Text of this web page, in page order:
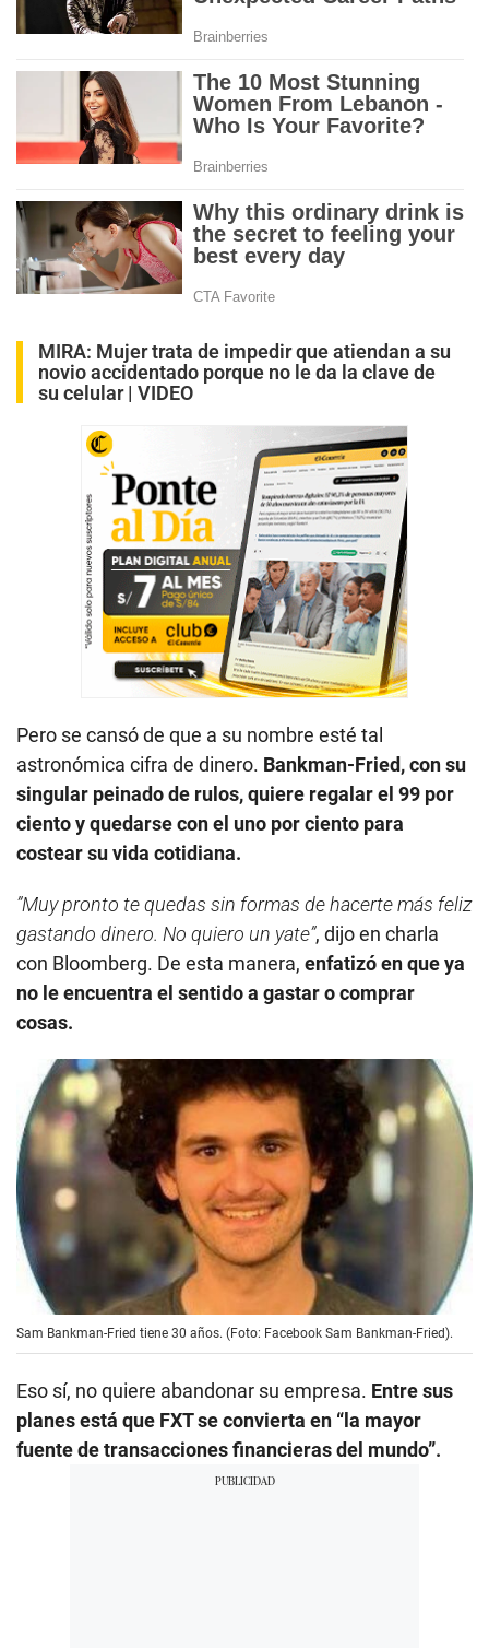
MIRA: Mujer trata de impedir que atiendan a su
novio accidentado porque no le da la clave de
su celular | VIDEO
Pero se cansó de que a su nombre esté tal
astronómica cifra de dinero. Bankman-Fried, con su
singular peinado de rulos, quiere regalar el 99 por
ciento y quedarse con el uno por ciento para
costear su vida cotidiana.
”Muy pronto te quedas sin formas de hacerte más feliz
gastando dinero. No quiero un yate”, dijo en charla
con Bloomberg. De esta manera, enfatizó en que ya
no le encuentra el sentido a gastar o comprar
cosas.
Sam Bankman-Fried tiene 30 años. (Foto: Facebook Sam Bankman-Fried).
Eso sí, no quiere abandonar su empresa. Entre sus
planes está que FXT se convierta en “la mayor
fuente de transacciones financieras del mundo”.